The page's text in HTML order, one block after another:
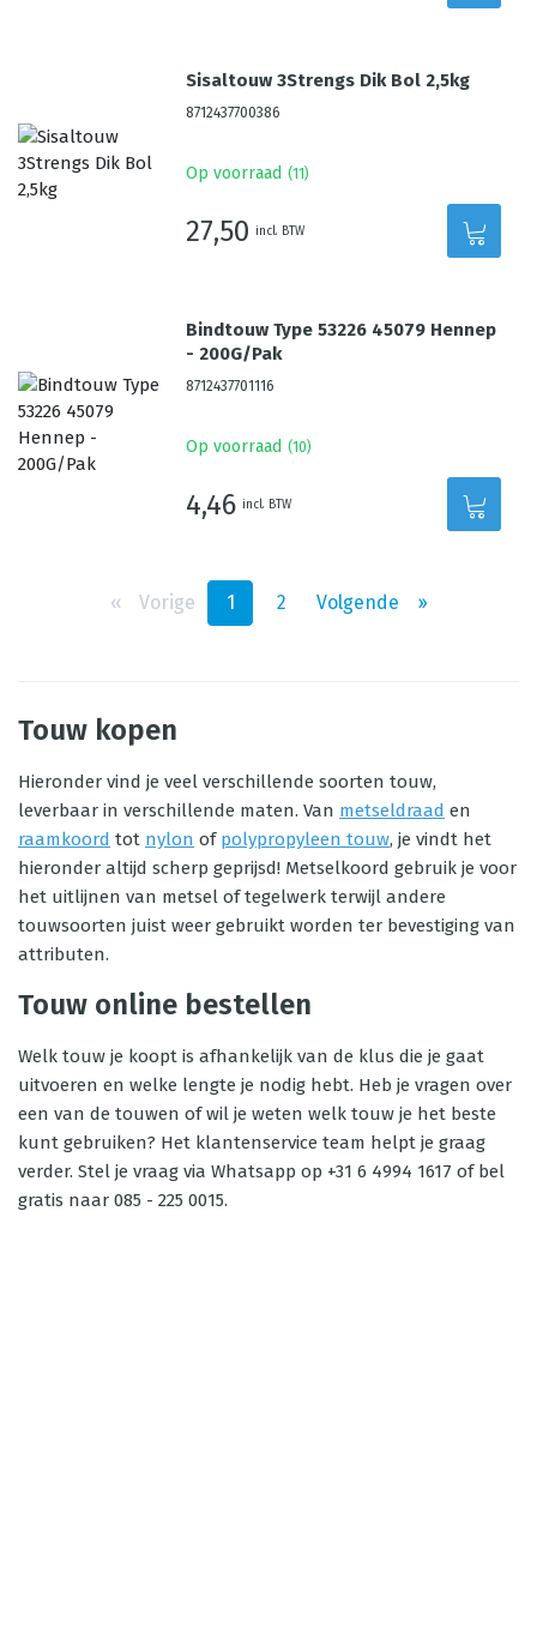
Sisaltouw 3Strengs Dik Bol 2,5kg
8712437700386
Op voorraad (11 )
27,50 incl. BTW
Bindtouw Type 53226 45079 Hennep
- 200G/Pak
8712437701116
Op voorraad (10)
4,46 incl. BTW
‹‹ Vorige 1 2 Volgende ››
Touw kopen
Hieronder vind je veel verschillende soorten touw,
leverbaar in verschillende maten. Van metseldraad en
raamkoord tot nylon of polypropyleen touw, je vindt het
hieronder altijd scherp geprijsd! Metselkoord gebruik je voor
het uitlijnen van metsel of tegelwerk terwijl andere
touwsoorten juist weer gebruikt worden ter bevestiging van
attributen.
Touw online bestellen
Welk touw je koopt is afhankelijk van de klus die je gaat
uitvoeren en welke lengte je nodig hebt. Heb je vragen over
een van de touwen of wil je weten welk touw je het beste
kunt gebruiken? Het klantenservice team helpt je graag
verder. Stel je vraag via Whatsapp op +31 6 4994 1617 of bel
gratis naar 085 - 225 0015.